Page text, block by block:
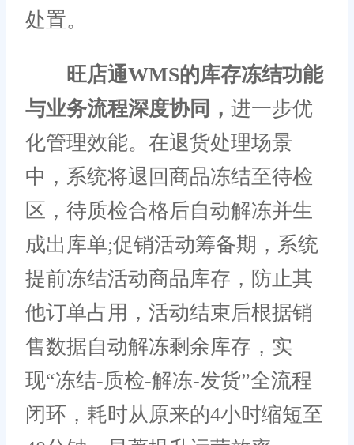
处置。
旺店通WMS的库存冻结功能
与业务流程深度协同， 进一步优
化管理效能。在退货处理场景
中，系统将退回商品冻结至待检
区，待质检合格后自动解冻并生
成出库单;促销活动筹备期，系统
提前冻结活动商品库存，防止其
他订单占用，活动结束后根据销
售数据自动解冻剩余库存，实
现“冻结-质检-解冻-发货”全流程
闭环，耗时从原来的4小时缩短至